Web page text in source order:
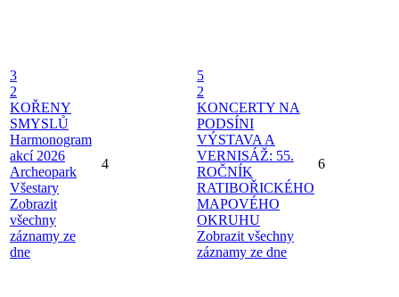
3
2
KOŘENY
SMYSLŮ
Harmonogram
akcí 2026
Archeopark
Všestary
Zobrazit
všechny
záznamy ze
dne
4
5
2
KONCERTY NA
PODSÍNI
VÝSTAVA A
VERNISÁŽ: 55.
ROČNÍK
RATIBOŘICKÉHO
MAPOVÉHO
OKRUHU
Zobrazit všechny
záznamy ze dne
6